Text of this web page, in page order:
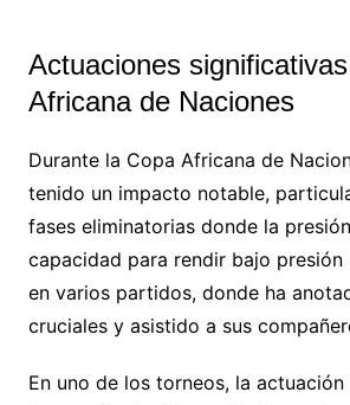
Actuaciones
Africana de Naciones
Durante la Copa Africana de
tenido un impacto notable,
fases eliminatorias donde la
capacidad para rendir bajo presión
en varios partidos, donde ha
cruciales y asistido a sus
En uno de los torneos, la actuación